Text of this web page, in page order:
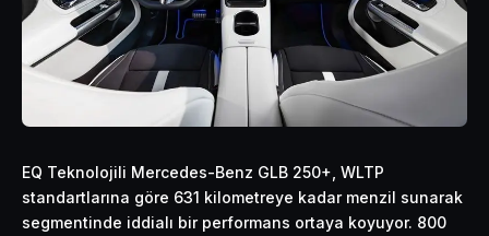
EQ Teknolojili Mercedes-Benz GLB 250+, WLTP
standartlarına göre 631 kilometreye kadar menzil sunarak
segmentinde iddialı bir performans ortaya koyuyor. 800